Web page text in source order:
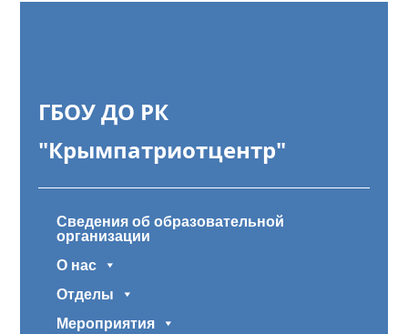
ГБОУ ДО РК
"Крымпатриотцентр"
Сведения об образовательной
организации
О нас
Отделы
Мероприятия